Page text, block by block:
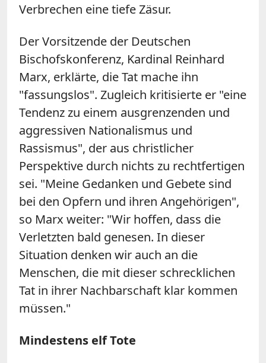
Verbrechen eine tiefe Zäsur.
Der Vorsitzende der Deutschen
Bischofskonferenz, Kardinal Reinhard
Marx, erklärte, die Tat mache ihn
"fassungslos". Zugleich kritisierte er "eine
Tendenz zu einem ausgrenzenden und
aggressiven Nationalismus und
Rassismus", der aus christlicher
Perspektive durch nichts zu rechtfertigen
sei. "Meine Gedanken und Gebete sind
bei den Opfern und ihren Angehörigen",
so Marx weiter: "Wir hoffen, dass die
Verletzten bald genesen. In dieser
Situation denken wir auch an die
Menschen, die mit dieser schrecklichen
Tat in ihrer Nachbarschaft klar kommen
müssen."
Mindestens elf Tote